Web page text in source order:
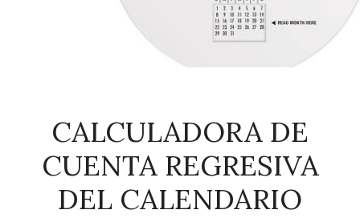
CALCULADORA DE
CUENTA REGRESIVA
DEL CALENDARIO